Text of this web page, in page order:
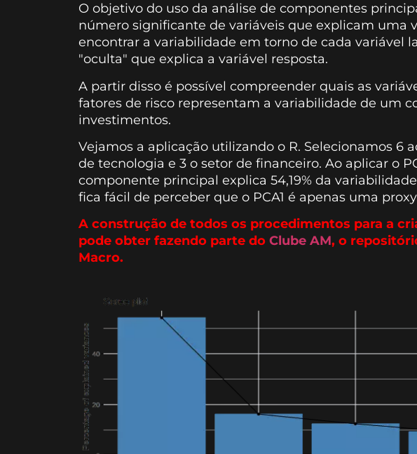
O objetivo do uso da análise de componentes
número significante de variáveis que explicam uma
encontrar a variabilidade em torno de cada variável
"oculta" que explica a variável resposta.
A partir disso é possível compreender quais as
fatores de risco representam a variabilidade de um
investimentos.
Vejamos a aplicação utilizando o R. Selecionamos 6
de tecnologia e 3 o setor de financeiro. Ao aplicar o
componente principal explica 54,19% da
fica fácil de perceber que o PCA1 é apenas uma
A construção de todos os procedimentos para a
pode obter fazendo parte do Clube AM, o
Macro.